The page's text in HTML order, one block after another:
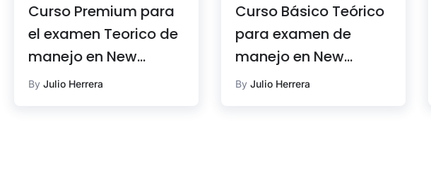
Curso Premium para
el examen Teorico de
manejo en New
Jersey
By Julio Herrera
Curso Básico Teórico
para examen de
manejo en New
Jersey
By Julio Herrera